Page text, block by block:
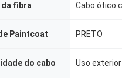
fibra
Paintcoat PRETO
do cabo Uso exterior